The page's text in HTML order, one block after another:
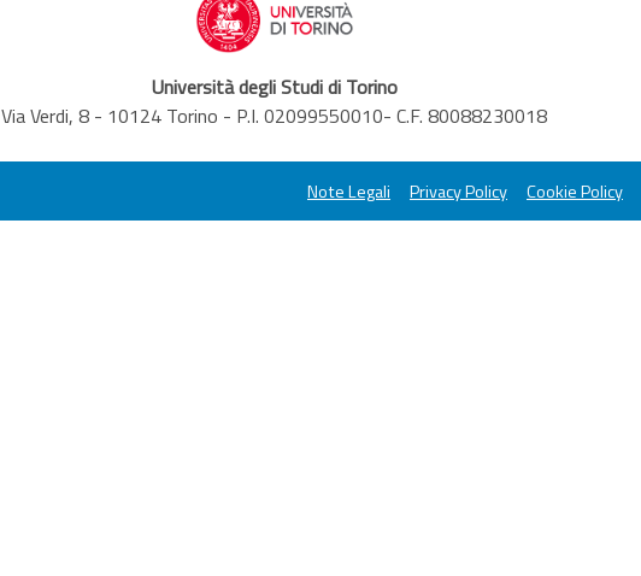
Università degli Studi di Torino
Via Verdi, 8 - 10124 Torino - P.I. 02099550010- C.F. 80088230018
Note Legali Privacy Policy Cookie Policy